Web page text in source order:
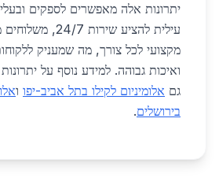
יתרונות אלה מאפשרים לספקים
עילית להציע שירות
מקצועי לכל צורך, מה שמעניק
ואיכות גבוהה. למידע נוסף על
גם אלומיניום לקילו בתל אביב-יפו ו
בירושלים.